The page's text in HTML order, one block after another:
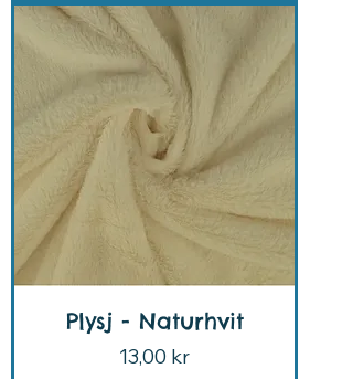
Plysj - Naturhvit
Pris
13,00 kr